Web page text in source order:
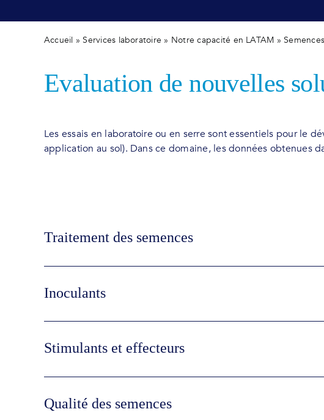
Accueil » Services laboratoire » Notre capacité en LATAM » Semences
Evaluation de nouvelles
Les essais en laboratoire ou en serre sont essentiels pour le
application au sol). Dans ce domaine, les données obtenues
Traitement des semences
Inoculants
Stimulants et effecteurs
Qualité des semences